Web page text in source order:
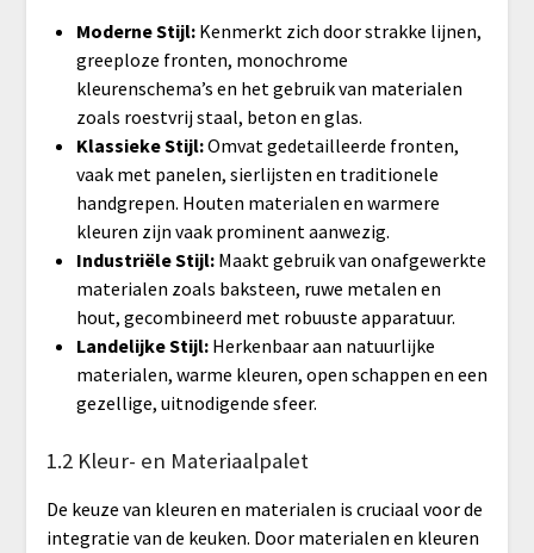
Moderne Stijl:Kenmerkt zich door strakke lijnen,
greeploze fronten, monochrome
kleurenschema’s en het gebruik van materialen
zoals roestvrij staal, beton en glas.
Klassieke Stijl:Omvat gedetailleerde fronten,
vaak met panelen, sierlijsten en traditionele
handgrepen. Houten materialen en warmere
kleuren zijn vaak prominent aanwezig.
Industriële Stijl:Maakt gebruik van onafgewerkte
materialen zoals baksteen, ruwe metalen en
hout, gecombineerd met robuuste apparatuur.
Landelijke Stijl:Herkenbaar aan natuurlijke
materialen, warme kleuren, open schappen en een
gezellige, uitnodigende sfeer.
1.2 Kleur- en Materiaalpalet
De keuze van kleuren en materialen is cruciaal voor de
integratie van de keuken. Door materialen en kleuren